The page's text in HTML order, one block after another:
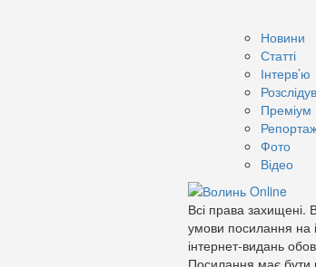
Новини
Статті
Інтерв’ю
Преміум
Фото
Відео
Всі права захищені.
умови посилання на
інтернет-видань